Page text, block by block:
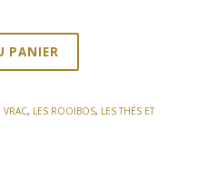
PANIER
VRAC, LES ROOIBOS, LES THÉS ET